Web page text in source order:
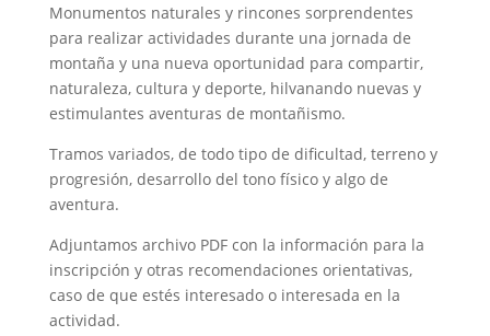
Monumentos naturales y rincones sorprendentes
para realizar actividades durante una jornada de
montaña y una nueva oportunidad para compartir,
naturaleza, cultura y deporte, hilvanando nuevas y
estimulantes aventuras de montañismo.
Tramos variados, de todo tipo de dificultad, terreno y
progresión, desarrollo del tono físico y algo de
aventura.
Adjuntamos archivo PDF con la información para la
inscripción y otras recomendaciones orientativas,
caso de que estés interesado o interesada en la
actividad.